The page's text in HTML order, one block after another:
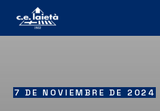
7 DE NOVIEMBRE DE 2024